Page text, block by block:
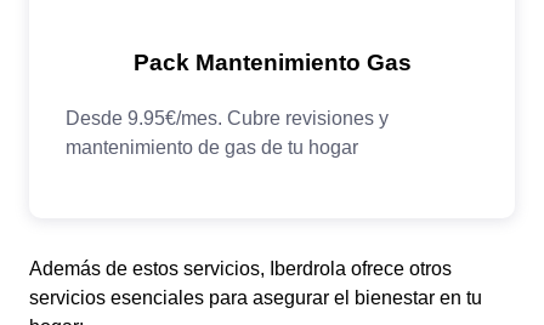
Además de estos servicios, Iberdrola ofrece otros
servicios esenciales para asegurar el bienestar en tu